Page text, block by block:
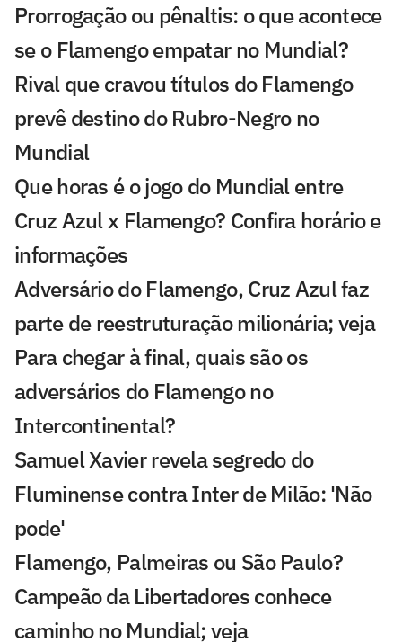
Prorrogação ou pênaltis: o que acontece
se o Flamengo empatar no Mundial?
Rival que cravou títulos do Flamengo
prevê destino do Rubro-Negro no
Mundial
Que horas é o jogo do Mundial entre
Cruz Azul x Flamengo? Confira horário e
informações
Adversário do Flamengo, Cruz Azul faz
parte de reestruturação milionária; veja
Para chegar à final, quais são os
adversários do Flamengo no
Intercontinental?
Samuel Xavier revela segredo do
Fluminense contra Inter de Milão: 'Não
pode'
Flamengo, Palmeiras ou São Paulo?
Campeão da Libertadores conhece
caminho no Mundial; veja